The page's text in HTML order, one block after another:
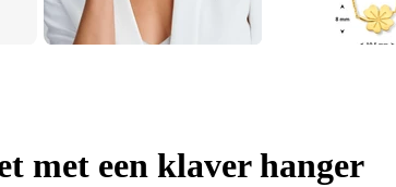
met een klaver hanger